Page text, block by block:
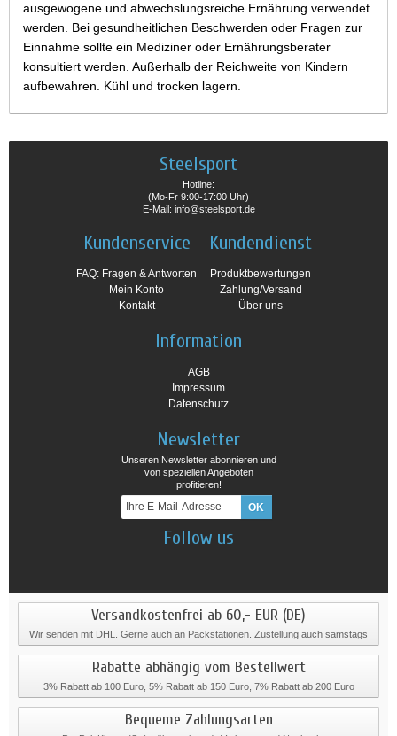
ausgewogene und abwechslungsreiche Ernährung verwendet
werden. Bei gesundheitlichen Beschwerden oder Fragen zur
Einnahme sollte ein Mediziner oder Ernährungsberater
konsultiert werden. Außerhalb der Reichweite von Kindern
aufbewahren. Kühl und trocken lagern.
Steelsport
Hotline:
(Mo-Fr 9:00-17:00 Uhr)
E-Mail: info@steelsport.de
Kundenservice
FAQ: Fragen & Antworten
Mein Konto
Kontakt
Kundendienst
Produktbewertungen
Zahlung/Versand
Über uns
Information
AGB
Impressum
Datenschutz
Newsletter
Unseren Newsletter abonnieren und
von speziellen Angeboten
profitieren!
Follow us
Versandkostenfrei ab 60,- EUR (DE)
Wir senden mit DHL. Gerne auch an Packstationen. Zustellung auch samstags
Rabatte abhängig vom Bestellwert
3% Rabatt ab 100 Euro, 5% Rabatt ab 150 Euro, 7% Rabatt ab 200 Euro
Bequeme Zahlungsarten